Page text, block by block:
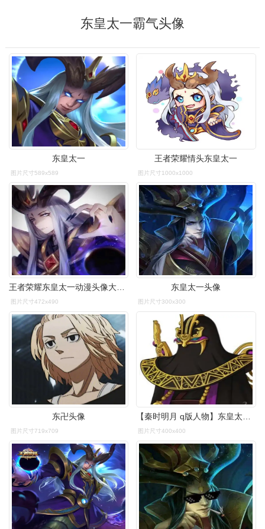
东皇太一霸气头像
东皇太一
图片尺寸589x589
王者荣耀情头东皇太一
图片尺寸1000x1000
王者荣耀东皇太一动漫头像大全16p
图片尺寸472x490
东皇太一头像
图片尺寸300x300
东卍头像
图片尺寸719x709 图片尺寸400x400